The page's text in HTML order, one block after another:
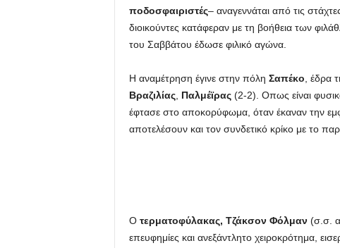
u
ποδοσφαιριστές– αναγεννάται από τις
διοικούντες κατάφεραν με τη βοήθεια των
του Σαββάτου έδωσε φιλικό αγώνα.
Η αναμέτρηση έγινε στην πόλη Σαπέκο , έδρα
Βραζιλίας, Παλμέϊρας(2-2). Οπως είναι
έφτασε στο αποκορύφωμα, όταν έκαναν την
αποτελέσουν και τον συνδετικό κρίκο με το
Οτερματοφύλακας, Τζάκσον Φόλμαν(σ.σ.
επευφημίες και ανεξάντλητο χειροκρότημα,